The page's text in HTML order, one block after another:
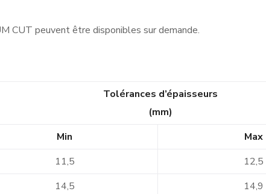
CUT peuvent être disponibles sur demande.
Tolérances d’épaisseurs
(mm)
Min
Max
11,5 12,5
14,5 14,9